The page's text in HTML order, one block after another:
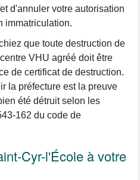
d'annuler votre autorisation
immatriculation.
que toute destruction de
VHU agréé doit être
de certificat de destruction.
la préfecture est la preuve
été détruit selon les
162 du code de
Cyr-l'École à votre